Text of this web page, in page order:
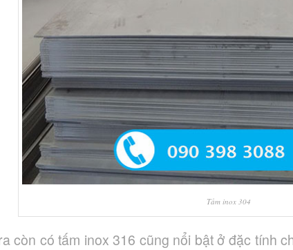
Tấm inox 304
còn có tấm inox 316 cũng nổi bật ở đặc tính